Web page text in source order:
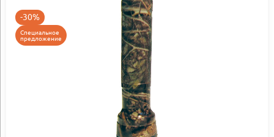
-30%
Специальное
предложение